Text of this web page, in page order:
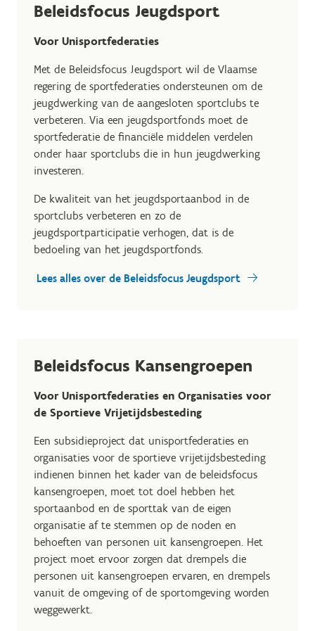
Beleidsfocus Jeugdsport
Voor Unisportfederaties
Met de Beleidsfocus Jeugdsport wil de Vlaamse
regering de sportfederaties ondersteunen om de
jeugdwerking van de aangesloten sportclubs te
verbeteren. Via een jeugdsportfonds moet de
sportfederatie de financiële middelen verdelen
onder haar sportclubs die in hun jeugdwerking
investeren.
De kwaliteit van het jeugdsportaanbod in de
sportclubs verbeteren en zo de
jeugdsportparticipatie verhogen, dat is de
bedoeling van het jeugdsportfonds.
Lees alles over de Beleidsfocus Jeugdsport
Beleidsfocus Kansengroepen
Voor Unisportfederaties en Organisaties voor
de Sportieve Vrijetijdsbesteding
Een subsidieproject dat unisportfederaties en
organisaties voor de sportieve vrijetijdsbesteding
indienen binnen het kader van de beleidsfocus
kansengroepen, moet tot doel hebben het
sportaanbod en de sporttak van de eigen
organisatie af te stemmen op de noden en
behoeften van personen uit kansengroepen. Het
project moet ervoor zorgen dat drempels die
personen uit kansengroepen ervaren, en drempels
vanuit de omgeving of de sportomgeving worden
weggewerkt.